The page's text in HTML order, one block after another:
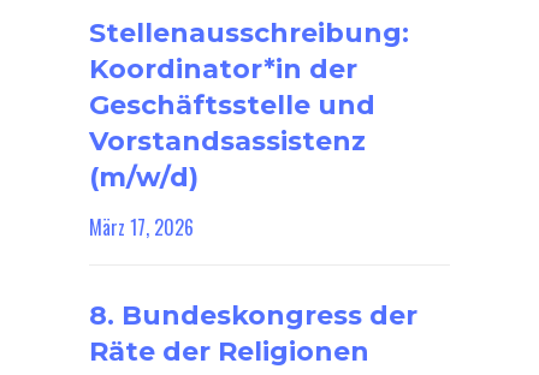
Stellenausschreibung:
Koordinator*in der
Geschäftsstelle und
Vorstandsassistenz
(m/w/d)
März 17, 2026
8. Bundeskongress der
Räte der Religionen